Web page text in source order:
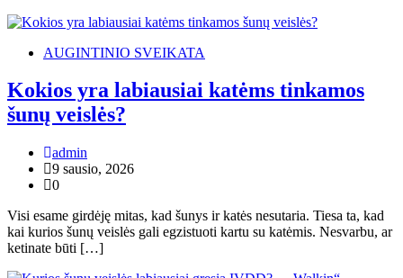
AUGINTINIO SVEIKATA
Kokios yra labiausiai katėms tinkamos
šunų veislės?
admin
9 sausio, 2026
0
Visi esame girdėję mitas, kad šunys ir katės nesutaria. Tiesa ta, kad
kai kurios šunų veislės gali egzistuoti kartu su katėmis. Nesvarbu, ar
ketinate būti […]